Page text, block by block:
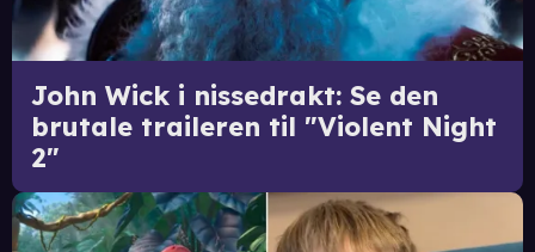
John Wick i nissedrakt: Se den
brutale traileren til "Violent Night
2"